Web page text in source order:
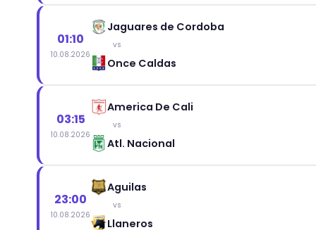
01:10
10.08.2026
Jaguares de Cordoba
vs
Once Caldas
03:15
10.08.2026
America De Cali
vs
Atl. Nacional
23:00
10.08.2026
Aguilas
vs
Llaneros